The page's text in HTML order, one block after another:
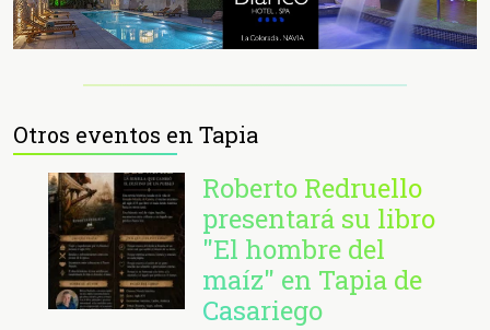
Otros eventos en Tapia
Roberto Redruello
presentará su libro
"El hombre del
maíz" en Tapia de
Casariego